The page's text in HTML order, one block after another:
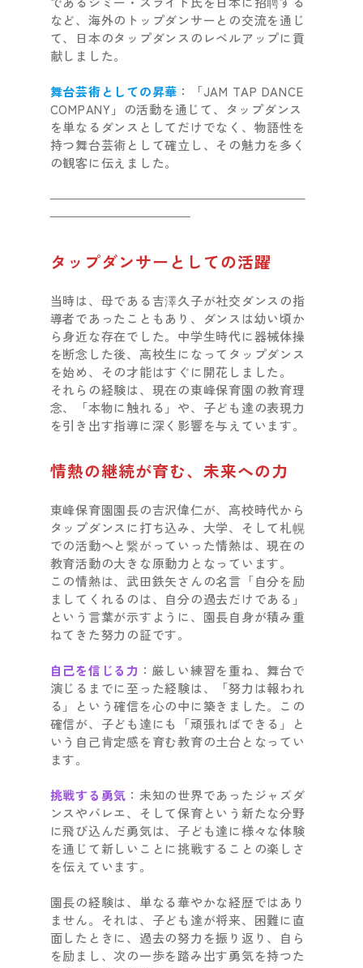
など、海外のトップダンサーとの交流を通じ
て、日本のタップダンスのレベルアップに貢
献しました。
舞台芸術としての昇華 ：「JAM TAP DANCE
COMPANY」の活動を通じて、タップダンス
を単なるダンスとしてだけでなく、物語性を
持つ舞台芸術として確立し、その魅力を多く
の観客に伝えました。
タップダンサーとしての活躍
当時は、母である吉澤久子が社交ダンスの指
導者であったこともあり、ダンスは幼い頃か
ら身近な存在でした。中学生時代に器械体操
を断念した後、高校生になってタップダンス
を始め、その才能はすぐに開花しました。
それらの経験は、現在の東峰保育園の教育理
念、「本物に触れる」や、子ども達の表現力
を引き出す指導に深く影響を与えています。
情熱の継続が育む、未来への力
東峰保育園園長の吉沢偉仁が、高校時代から
タップダンスに打ち込み、大学、そして札幌
での活動へと繋がっていった情熱は、現在の
教育活動の大きな原動力となっています。
この情熱は、武田鉄矢さんの名言「自分を励
ましてくれるのは、自分の過去だけである」
という言葉が示すように、園長自身が積み重
ねてきた努力の証です。
自己を信じる力 ：厳しい練習を重ね、舞台で
演じるまでに至った経験は、「努力は報われ
る」という確信を心の中に築きました。この
確信が、子ども達にも「頑張ればできる」と
いう自己肯定感を育む教育の土台となってい
ます。
挑戦する勇気 ：未知の世界であったジャズダ
ンスやバレエ、そして保育という新たな分野
に飛び込んだ勇気は、子ども達に様々な体験
を通じて新しいことに挑戦することの楽しさ
を伝えています。
園長の経験は、単なる華やかな経歴ではあり
ません。それは、子ども達が将来、困難に直
面したときに、過去の努力を振り返り、自ら
を励まし、次の一歩を踏み出す勇気を持つた